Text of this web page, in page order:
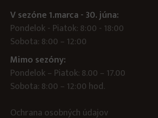
V sezóne 1.marca - 30. júna:
Pondelok - Piatok: 8:00 - 18:00
Sobota: 8:00 – 12:00
Mimo sezóny:
Pondelok – Piatok: 8.00 – 17.00
Sobota: 8:00 – 12:00 hod.
Ochrana osobných údajov